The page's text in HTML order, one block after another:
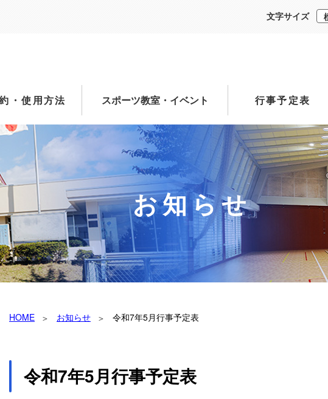
文字サイズ
・使用方法 スポーツ教室・イベント 行事予定表
お知らせ
HOME お知らせ 令和7年5月行事予定表
令和7年5月行事予定表